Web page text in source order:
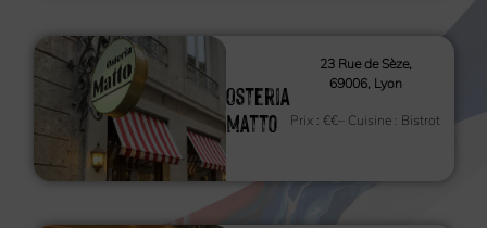
Osteria
Matto
23 Rue de Sèze,
69006, Lyon
Prix :€€– Cuisine : Bistrot